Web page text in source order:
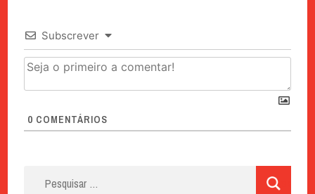
Subscrever
0 COMENTÁRIOS